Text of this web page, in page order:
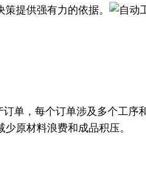
策提供强有力的依据。
单，每个订单涉及多个工序
原材料浪费和成品积压。